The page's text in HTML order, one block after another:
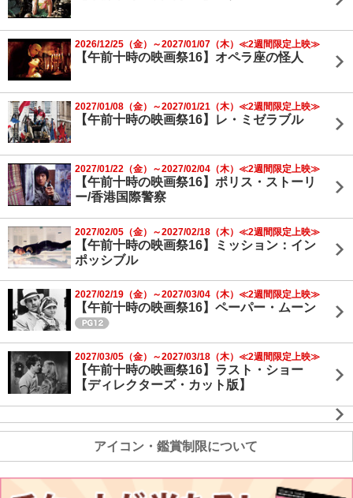
2026/12/25（金）～2027/01/07（木）≪2週間限定上映≫
【午前十時の映画祭16】オペラ座の怪人
2027/01/08（金）～2027/01/21（木）≪2週間限定上映≫
【午前十時の映画祭16】レ・ミゼラブル
2027/01/22（金）～2027/02/04（木）≪2週間限定上映≫
【午前十時の映画祭16】ポリス・ストーリ
ー/香港国際警察
2027/02/05（金）～2027/02/18（木）≪2週間限定上映≫
【午前十時の映画祭16】ミッション：イン
ポッシブル
2027/02/19（金）～2027/03/04（木）≪2週間限定上映≫
【午前十時の映画祭16】ペーパー・ムーン
2027/03/05（金）～2027/03/18（木）≪2週間限定上映≫
【午前十時の映画祭16】ラスト・ショー
【ディレクターズ・カット版】
アイコン・鑑賞制限について